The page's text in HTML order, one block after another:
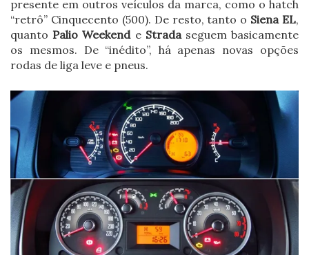
presente em outros veículos da marca, como o hatch
“retrô” Cinquecento (500). De resto, tanto o Siena EL,
quanto Palio Weekend e Stradaseguem basicamente
os mesmos. De “inédito”, há apenas novas opções
rodas de liga leve e pneus.